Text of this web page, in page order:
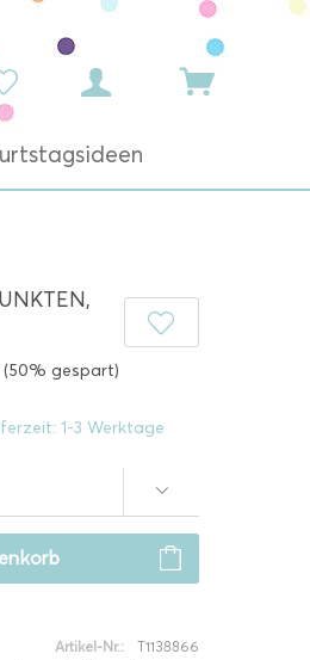
(50% gespart)
1-3 Werktage
Artikel-Nr.:
T1138866